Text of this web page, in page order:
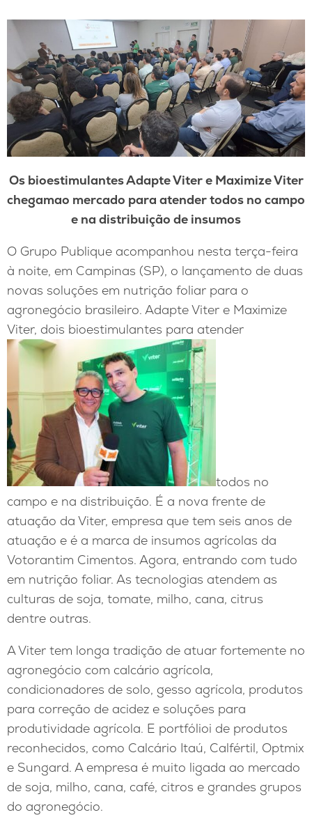
Os bioestimulantes Adapte Viter e Maximize Viter
chegamao mercado para atender todos no campo
e na distribuição de insumos
O Grupo Publique acompanhou nesta terça-feira
à noite, em Campinas (SP), o lançamento de duas
novas soluções em nutrição foliar para o
agronegócio brasileiro. Adapte Viter e Maximize
Viter, dois bioestimulantes para atender
todos no
campo e na distribuição. É a nova frente de
atuação da Viter, empresa que tem seis anos de
atuação e é a marca de insumos agrícolas da
Votorantim Cimentos. Agora, entrando com tudo
em nutrição foliar. As tecnologias atendem as
culturas de soja, tomate, milho, cana, citrus
dentre outras.
A Viter tem longa tradição de atuar fortemente no
agronegócio com calcário agrícola,
condicionadores de solo, gesso agrícola, produtos
para correção de acidez e soluções para
produtividade agrícola. E portfólioi de produtos
reconhecidos, como Calcário Itaú, Calfértil, Optmix
e Sungard. A empresa é muito ligada ao mercado
de soja, milho, cana, café, citros e grandes grupos
do agronegócio.